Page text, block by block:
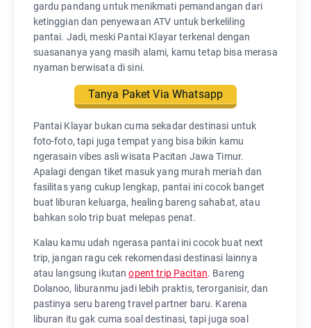
gardu pandang untuk menikmati pemandangan dari
ketinggian dan penyewaan ATV untuk berkeliling
pantai. Jadi, meski Pantai Klayar terkenal dengan
suasananya yang masih alami, kamu tetap bisa merasa
nyaman berwisata di sini.
Tanya Paket Via Whatsapp
Pantai Klayar bukan cuma sekadar destinasi untuk
foto-foto, tapi juga tempat yang bisa bikin kamu
ngerasain vibes asli wisata Pacitan Jawa Timur.
Apalagi dengan tiket masuk yang murah meriah dan
fasilitas yang cukup lengkap, pantai ini cocok banget
buat liburan keluarga, healing bareng sahabat, atau
bahkan solo trip buat melepas penat.
Kalau kamu udah ngerasa pantai ini cocok buat next
trip, jangan ragu cek rekomendasi destinasi lainnya
atau langsung ikutanopent trip Pacitan. Bareng
Dolanoo, liburanmu jadi lebih praktis, terorganisir, dan
pastinya seru bareng travel partner baru. Karena
liburan itu gak cuma soal destinasi, tapi juga soal